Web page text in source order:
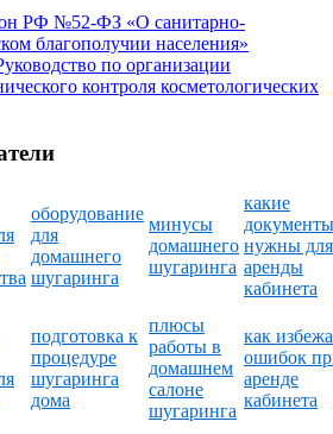
РФ №52-ФЗ «О санитарно-
благополучии населения»
по организации
контроля косметологических
оборудование
для
домашнего
шугаринга
минусы
домашнего
шугаринга
какие
документы
нужны для
аренды
кабинета
подготовка к
процедуре
шугаринга
дома
плюсы
работы в
домашнем
салоне
шугаринга
как
ошибок
аренде
кабинета